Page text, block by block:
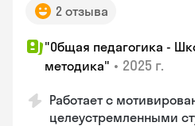
2 отзыва
"Общая педагогика -
методика" • 2025 г.
Работает с
целеустремленными